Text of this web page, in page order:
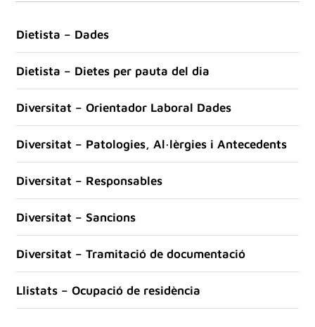
Dietista – Dades
Dietista – Dietes per pauta del dia
Diversitat – Orientador Laboral Dades
Diversitat – Patologies, Al·lèrgies i Antecedents
Diversitat – Responsables
Diversitat – Sancions
Diversitat – Tramitació de documentació
Llistats – Ocupació de residència